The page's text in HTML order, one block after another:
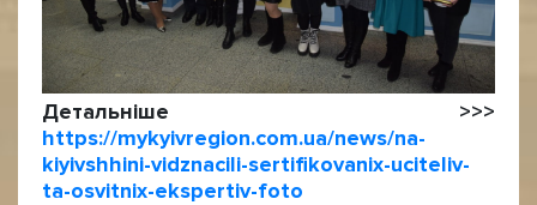
Детальніше >>>
https://mykyivregion.com.ua/news/na-
kiyivshhini-vidznacili-sertifikovanix-uciteliv-
ta-osvitnix-ekspertiv-foto